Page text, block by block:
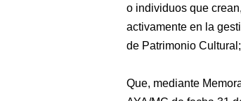
o individuos que
activamente en la
de Patrimonio Cultural;
Que, mediante